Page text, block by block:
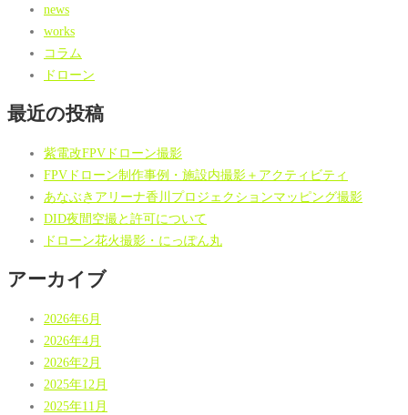
news
works
コラム
ドローン
最近の投稿
紫電改FPVドローン撮影
FPVドローン制作事例・施設内撮影＋アクティビティ
あなぶきアリーナ香川プロジェクションマッピング撮影
DID夜間空撮と許可について
ドローン花火撮影・にっぽん丸
アーカイブ
2026年6月
2026年4月
2026年2月
2025年12月
2025年11月